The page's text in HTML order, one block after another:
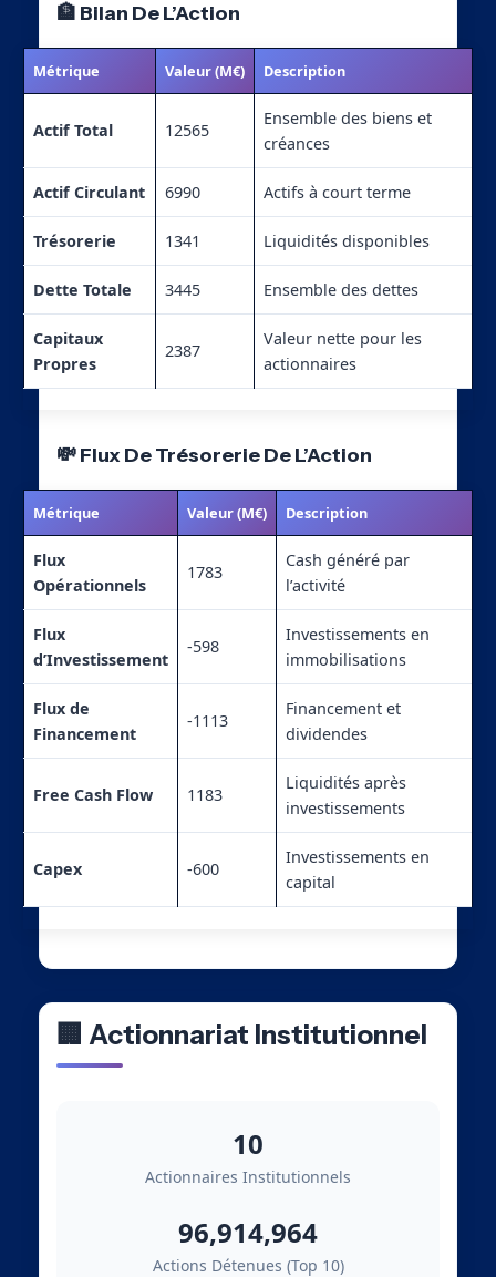
🏦 Bilan De L’Action
Métrique Valeur (M€) Description
Actif Total 12565
Ensemble des biens et
créances
Actif Circulant 6990 Actifs à court terme
Trésorerie 1341 Liquidités disponibles
Dette Totale 3445 Ensemble des dettes
Capitaux
Propres
2387
Valeur nette pour les
actionnaires
💸 Flux De Trésorerie De L’Action
Métrique Valeur (M€) Description
Flux
Opérationnels
1783
Cash généré par
l’activité
Flux
d’Investissement
-598
Investissements en
immobilisations
Flux de
Financement
-1113
Financement et
dividendes
Free Cash Flow 1183
Liquidités après
investissements
Capex -600
Investissements en
capital
🏢 Actionnariat Institutionnel
10
Actionnaires Institutionnels
96,914,964
Actions Détenues (Top 10)